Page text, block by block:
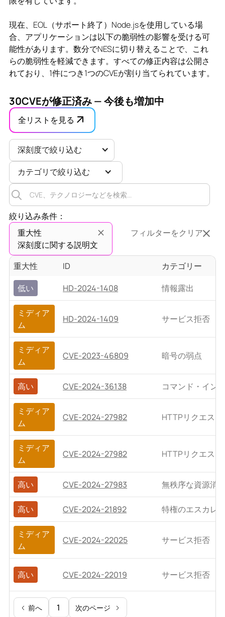
現在、EOL（サポート終了）Node.jsを使用している場
合、アプリケーションは以下の脆弱性の影響を受ける可
能性があります。数分でNESに切り替えることで、これ
らの脆弱性を軽減できます。すべての修正内容は公開さ
れており、1件につき1つのCVEが割り当てられています。
30CVEが修正済み — 今後も増加中
全リストを見る
深刻度で絞り込む
カテゴリで絞り込む
絞り込み条件：
重大性
深刻度に関する説明文
フィルターをクリア
重大性 ID
カテゴリー
低い
HD-2024-1408 情報露出
ミディア
ム
HD-2024-1409 サービス拒否
ミディア
ム
CVE-2023-46809 暗号の弱点
高い CVE-2024-36138 コマンド・イン
ミディア
ム
CVE-2024-27982 HTTPリクエス
ミディア
ム
CVE-2024-27982 HTTPリクエス
高い CVE-2024-27983 無秩序な資源消
高い CVE-2024-21892 特権のエスカレ
ミディア
ム
CVE-2024-22025 サービス拒否
高い CVE-2024-22019 サービス拒否
前へ 1 次のページ